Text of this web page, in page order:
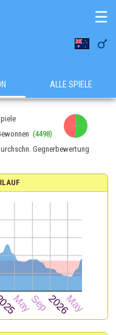

☰
ALLE SPIELE
(4498)
Gegnerbewertung